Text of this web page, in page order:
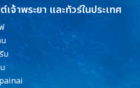
จ้าพระยา และทัวร์ในประเทศ
ม